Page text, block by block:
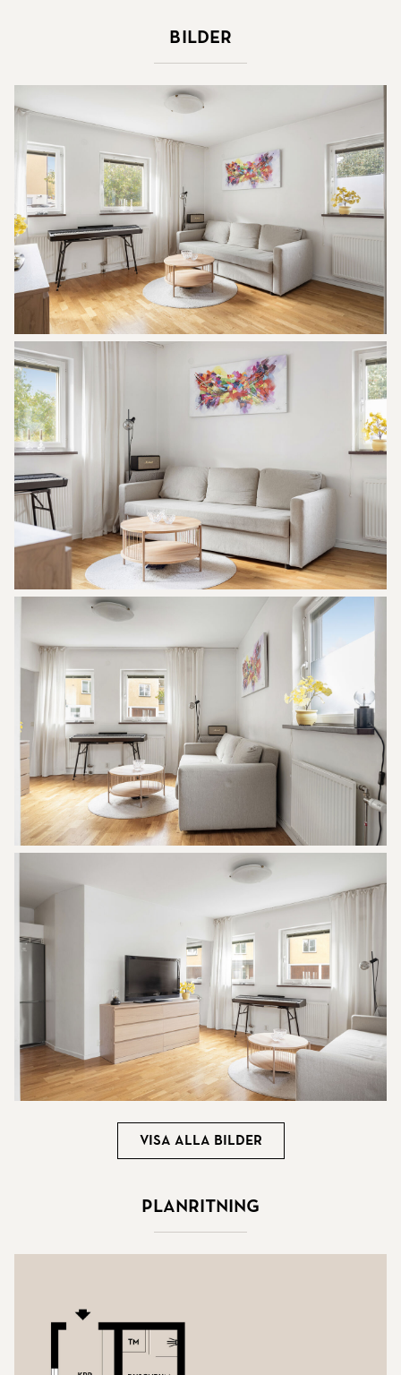
Bilder
Visa alla bilder
Planritning